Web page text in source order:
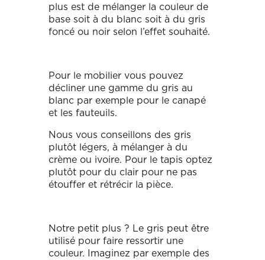
plus est de mélanger la couleur de
base soit à du blanc soit à du gris
foncé ou noir selon l’effet souhaité.
Pour le mobilier vous pouvez
décliner une gamme du gris au
blanc par exemple pour le canapé
et les fauteuils.
Nous vous conseillons des gris
plutôt légers, à mélanger à du
crème ou ivoire. Pour le tapis optez
plutôt pour du clair pour ne pas
étouffer et rétrécir la pièce.
Notre petit plus ? Le gris peut être
utilisé pour faire ressortir une
couleur. Imaginez par exemple des